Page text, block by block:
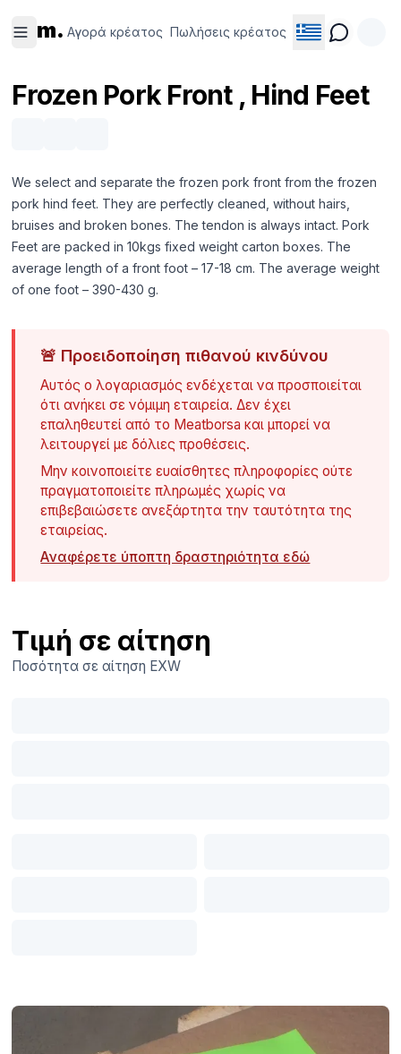
m. Αγορά κρέατος Πωλήσεις κρέατος
κρέατος κρέατος
Frozen Pork Front , Hind Feet
We select and separate the frozen pork front from the frozen
pork hind feet. They are perfectly cleaned, without hairs,
bruises and broken bones. The tendon is always intact. Pork
Feet are packed in 10kgs fixed weight carton boxes. The
average length of a front foot – 17-18 cm. The average weight
of one foot – 390-430 g.
🚨 Προειδοποίηση πιθανού κινδύνου
Αυτός ο λογαριασμός ενδέχεται να προσποιείται
ότι ανήκει σε νόμιμη εταιρεία. Δεν έχει
επαληθευτεί από το Meatborsa και μπορεί να
λειτουργεί με δόλιες προθέσεις.
Μην κοινοποιείτε ευαίσθητες πληροφορίες ούτε
πραγματοποιείτε πληρωμές χωρίς να
επιβεβαιώσετε ανεξάρτητα την ταυτότητα της
εταιρείας.
Αναφέρετε ύποπτη δραστηριότητα εδώ
Τιμή σε αίτηση
Ποσότητα σε αίτηση EXW